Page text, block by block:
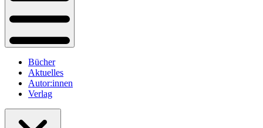
Bücher
Aktuelles
Autor:innen
Verlag